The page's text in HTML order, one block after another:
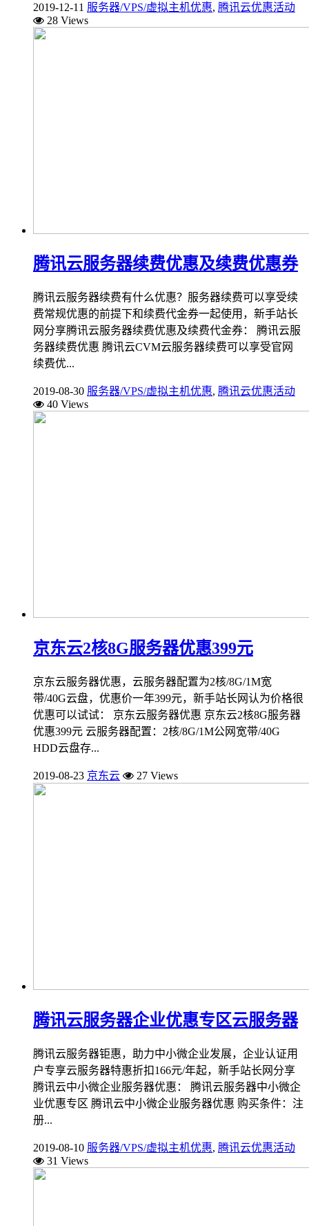
2019-12-11 服务器/VPS/虚拟主机优惠, 腾讯云优惠活动
28 Views
腾讯云服务器续费优惠及续费优惠券
腾讯云服务器续费有什么优惠？服务器续费可以享受续
费常规优惠的前提下和续费代金券一起使用，新手站长
网分享腾讯云服务器续费优惠及续费代金券： 腾讯云服
务器续费优惠 腾讯云CVM云服务器续费可以享受官网
续费优...
2019-08-30 服务器/VPS/虚拟主机优惠, 腾讯云优惠活动
40 Views
京东云2核8G服务器优惠399元
京东云服务器优惠，云服务器配置为2核/8G/1M宽
带/40G云盘，优惠价一年399元，新手站长网认为价格很
优惠可以试试： 京东云服务器优惠 京东云2核8G服务器
优惠399元 云服务器配置：2核/8G/1M公网宽带/40G
HDD云盘存...
2019-08-23 京东云 27 Views
腾讯云服务器企业优惠专区云服务器
腾讯云服务器钜惠，助力中小微企业发展，企业认证用
户专享云服务器特惠折扣166元/年起，新手站长网分享
腾讯云中小微企业服务器优惠： 腾讯云服务器中小微企
业优惠专区 腾讯云中小微企业服务器优惠 购买条件：注
册...
2019-08-10 服务器/VPS/虚拟主机优惠, 腾讯云优惠活动
31 Views